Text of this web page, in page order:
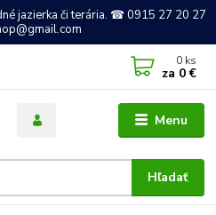
jazierka či terária. ☎ 0915 27 20 27
Menu
Hľadať
0 ks
za 0 €